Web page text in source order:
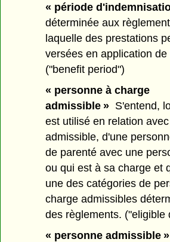
« période
déterminée aux
laquelle des prestations
versées en application
("benefit period")
« personne à charge
admissible » S'entend,
est utilisé en relation
admissible, d'une
de parenté avec une
ou qui est à sa charge et
une des catégories de
charge admissibles
des règlements. ("eligible
« personne admissible »